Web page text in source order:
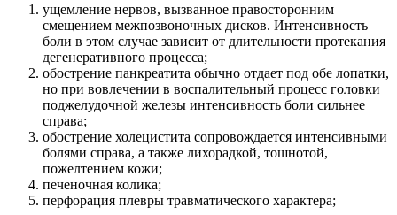
ущемление нервов, вызванное правосторонним
смещением межпозвоночных дисков. Интенсивность
боли в этом случае зависит от длительности протекания
дегенеративного процесса;
обострение панкреатита обычно отдает под обе лопатки,
но при вовлечении в воспалительный процесс головки
поджелудочной железы интенсивность боли сильнее
справа;
обострение холецистита сопровождается интенсивными
болями справа, а также лихорадкой, тошнотой,
пожелтением кожи;
печеночная колика;
перфорация плевры травматического характера;